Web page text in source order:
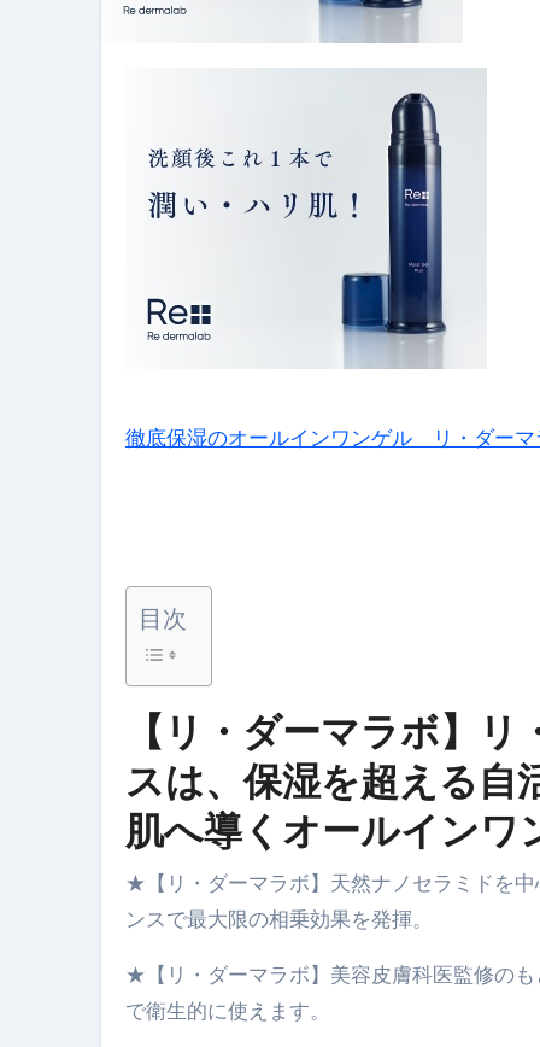
【PR】フリーランス必見！入
【2023年最新】金融ブラック
個人事業主は銀行から融資を
【誰でも出来る】3万円が10％
【即金】3時間で5万円稼ぐ
【超高騰】爆上がりしたビッ
Q：借りた借金を返さなくて
自己破産中に絶対にしてはダメ
アーモンドを毎日食べたらど
セラピストのための！美容、
弁護士解説【詐欺被害】警察に
5キロ痩せる簡単な方法
ムームードメイン 2月のおす
FRONTIER スーパーセール
なくす不安と消える恐怖をゼ
使った分だけ支払う、いちばん
徹底保湿のオールインワンゲル リ・ダーマ
目次
【リ・ダーマラボ】
スは、保湿を超える自
肌へ導くオールインワ
★【リ・ダーマラボ】天然ナノセラミドを
ンスで最大限の相乗効果を発揮。
★【リ・ダーマラボ】美容皮膚科医監修の
で衛生的に使えます。